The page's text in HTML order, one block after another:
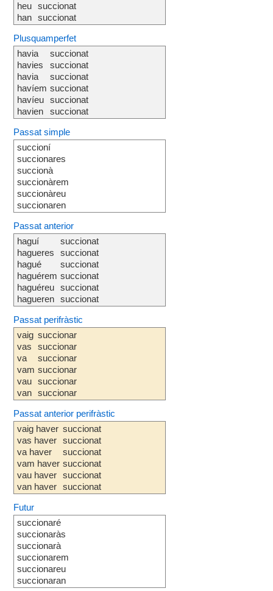
heu
han
succionat
succionat
Plusquamperfet
havia
havies
havia
havíem
havíeu
havien
succionat
succionat
succionat
succionat
succionat
succionat
Passat simple
succioní
succionares
succionà
succionàrem
succionàreu
succionaren
Passat anterior
haguí
hagueres
hagué
haguérem
haguéreu
hagueren
succionat
succionat
succionat
succionat
succionat
succionat
Passat perifràstic
vaig
vas
va
vam
vau
van
succionar
succionar
succionar
succionar
succionar
succionar
Passat anterior perifràstic
vaig haver
vas haver
va haver
vam haver
vau haver
van haver
succionat
succionat
succionat
succionat
succionat
succionat
Futur
succionaré
succionaràs
succionarà
succionarem
succionareu
succionaran